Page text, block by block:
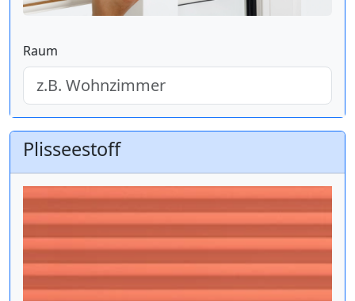
Raum
Plisseestoff